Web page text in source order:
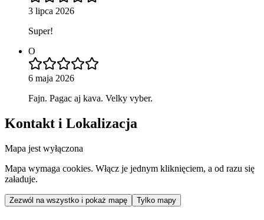
3 lipca 2026
Super!
O
6 maja 2026
Fajn. Pagac aj kava. Velky vyber.
Kontakt i Lokalizacja
Mapa jest wyłączona
Mapa wymaga cookies. Włącz je jednym kliknięciem, a od razu się
załaduje.
Zezwól na wszystko i pokaż mapę Tylko mapy